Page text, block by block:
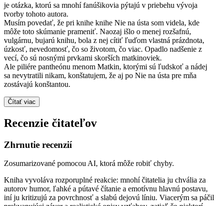
je otázka, ktorú sa mnohí fanúšikovia pýtajú v priebehu vývoja
tvorby tohoto autora.
Musím povedať, že pri knihe knihe Nie na ústa som videla, kde
môže toto skúmanie prameniť. Naozaj išlo o menej rozšafnú,
vulgárnu, bujarú knihu, bola z nej cítiť ľuďom vlastná prázdnota,
úzkosť, nevedomosť, čo so životom, čo viac. Opadlo nadšenie z
vecí, čo sú nosnými prvkami skorších matkinoviek.
Ale piliére pantheónu menom Matkin, ktorými sú ľudskoť a nádej
sa nevytratili nikam, konštatujem, že aj po Nie na ústa pre mňa
zostávajú konštantou.
Čítať viac
Recenzie čitateľov
Zhrnutie recenzií
Zosumarizované pomocou AI, ktorá môže robiť chyby.
Kniha vyvoláva rozporuplné reakcie: mnohí čitatelia ju chvália za
autorov humor, ľahké a pútavé čítanie a emotívnu hlavnú postavu,
iní ju kritizujú za povrchnosť a slabú dejovú líniu. Viacerým sa páčil